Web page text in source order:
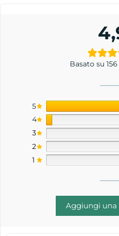
Basato su
5
4
3
2
1
Aggiungi una